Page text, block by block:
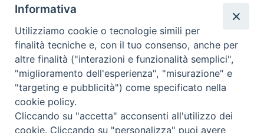
La nostra storia
Statuto
Presidenza e ufficio presidenza
Consiglio scientifico
Coordinamento nazionale
Informativa
Utilizziamo cookie o tecnologie simili per
finalità tecniche e, con il tuo consenso, anche per
altre finalità ("interazioni e funzionalità semplici",
"miglioramento dell'esperienza", "misurazione" e
"targeting e pubblicità") come specificato nella
cookie policy.
Cliccando su "accetta" acconsenti all'utilizzo dei
cookie. Cliccando su "personalizza" puoi avere